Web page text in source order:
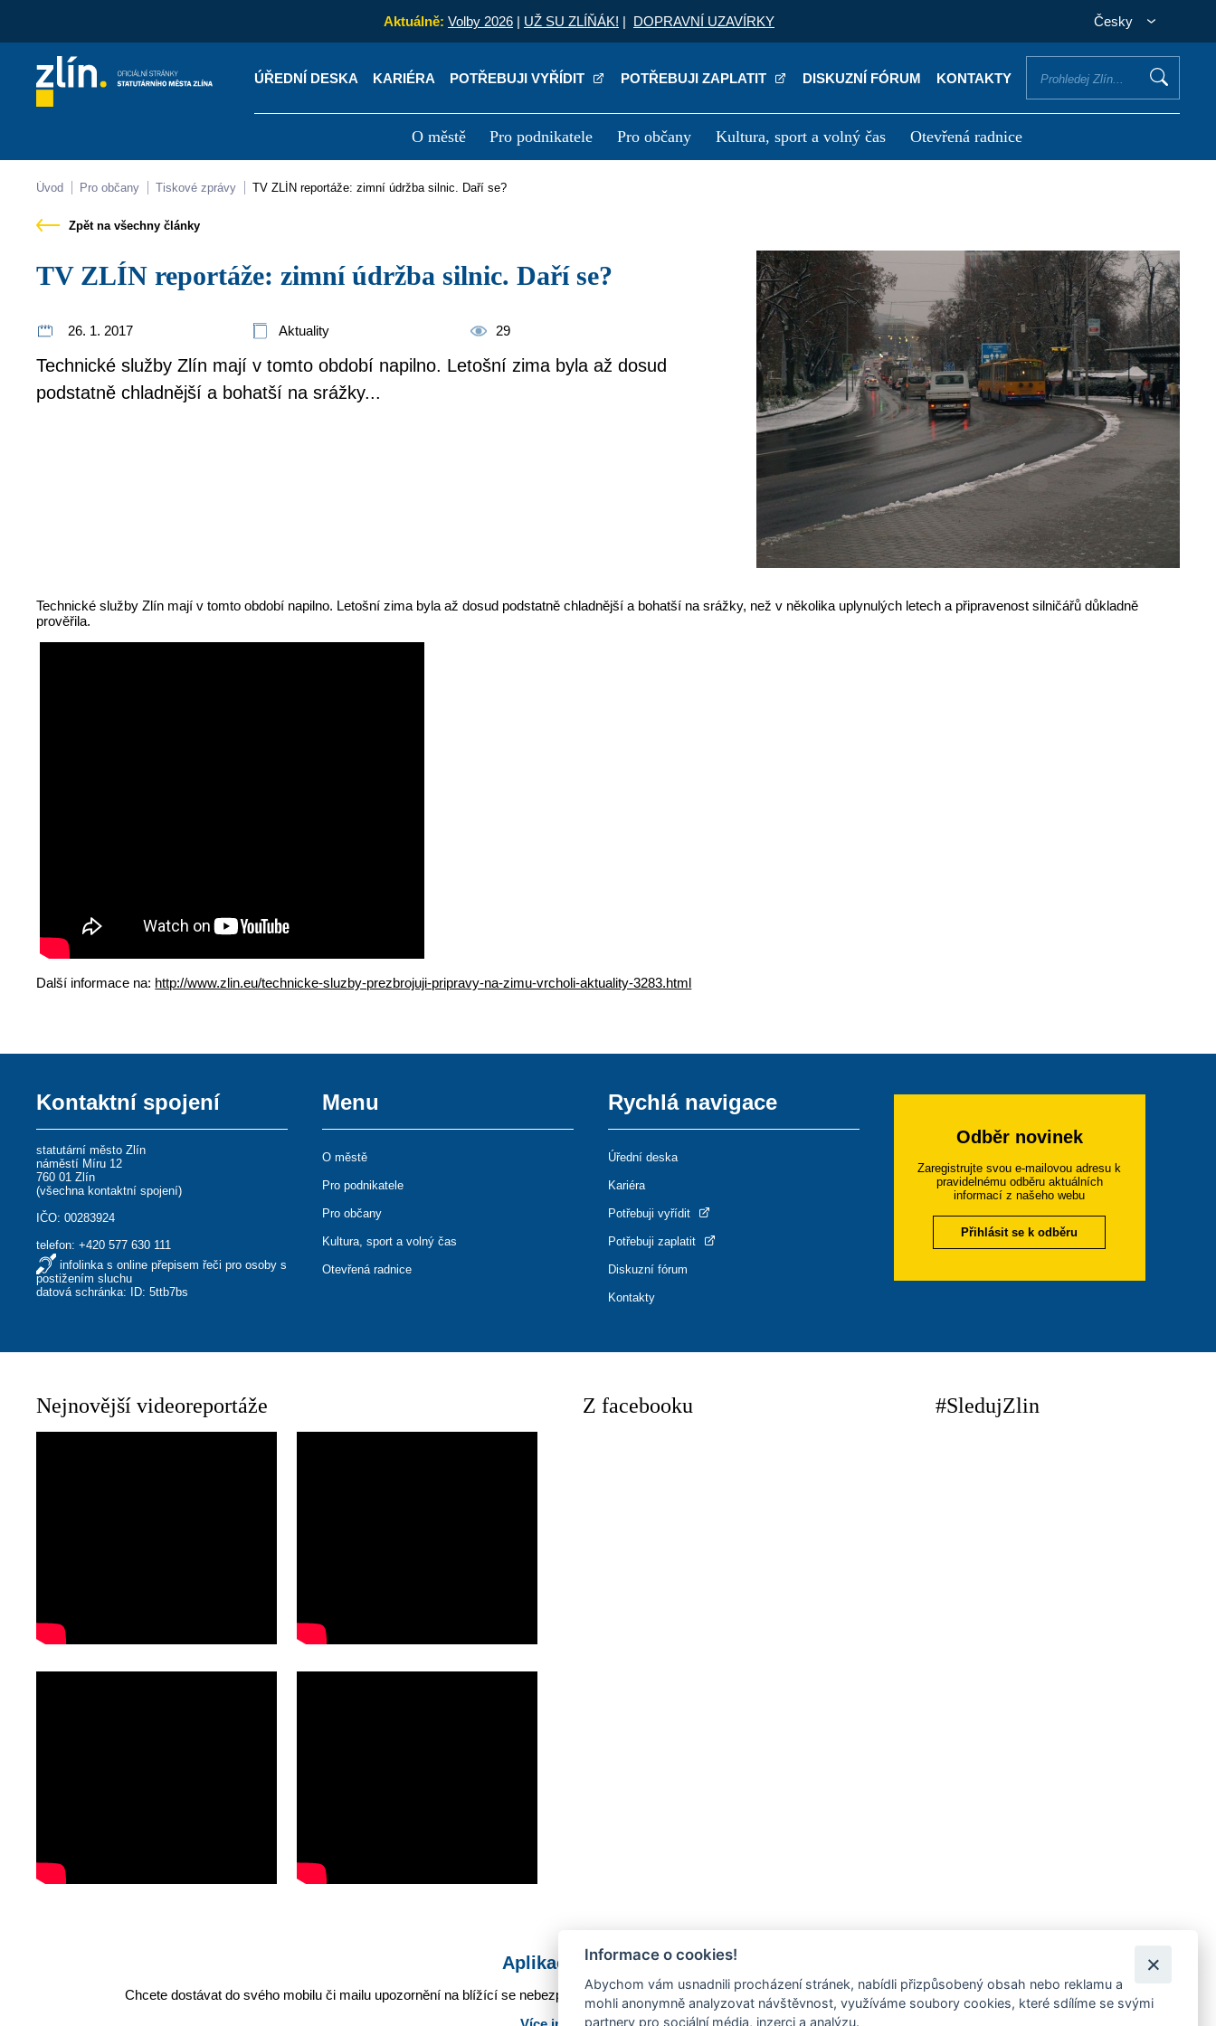
Aktuálně: Volby 2026 | UŽ SU ZLÍŇÁK! | DOPRAVNÍ UZAVÍRKY Česky
ÚŘEDNÍ DESKA KARIÉRA POTŘEBUJI VYŘÍDIT POTŘEBUJI ZAPLATIT DISKUZNÍ FÓRUM KONTAKTY
O městě Pro podnikatele Pro občany Kultura, sport a volný čas Otevřená radnice
Kontakty Úřední deska
Úvod Pro občany Tiskové zprávy TV ZLÍN reportáže: zimní údržba silnic. Daří se?
Zpět na všechny články
TV ZLÍN reportáže: zimní údržba silnic. Daří se?
26. 1. 2017 Aktuality 29
Technické služby Zlín mají v tomto období napilno. Letošní zima byla až dosud
podstatně chladnější a bohatší na srážky...
Technické služby Zlín mají v tomto období napilno. Letošní zima byla až dosud podstatně chladnější a bohatší na srážky, než v několika uplynulých letech a připravenost silničářů důkladně
prověřila.
Další informace na: http://www.zlin.eu/technicke-sluzby-prezbrojuji-pripravy-na-zimu-vrcholi-aktuality-3283.html
Kontaktní spojení
statutární město Zlín
náměstí Míru 12
760 01 Zlín
(všechna kontaktní spojení)
IČO: 00283924
telefon:+420 577 630 111
infolinka s online přepisem řeči pro osoby s
postižením sluchu
datová schránka: ID: 5ttb7bs
Menu
O městě
Pro podnikatele
Pro občany
Kultura, sport a volný čas
Otevřená radnice
Rychlá navigace
Úřední deska
Kariéra
Potřebuji vyřídit
Potřebuji zaplatit
Diskuzní fórum
Kontakty
Odběr novinek
Zaregistrujte svou e-mailovou adresu k
pravidelnému odběru aktuálních
informací z našeho webu
Přihlásit se k odběru
Nejnovější videoreportáže Z facebooku #SledujZlin
Aplikace Mobilní rozhlas
Chcete dostávat do svého mobilu či mailu upozornění na blížící se nebezpečí, odstávky, poruchy a výpadky energií, ankety, pozvánky na kulturní a sportovní akce?
Informace o cookies!
Abychom vám usnadnili procházení stránek, nabídli přizpůsobený obsah nebo reklamu a
mohli anonymně analyzovat návštěvnost, využíváme soubory cookies, které sdílíme se svými
partnery pro sociální média, inzerci a analýzu.